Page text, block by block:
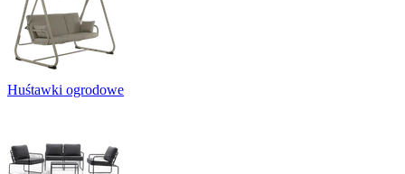
Huśtawki ogrodowe